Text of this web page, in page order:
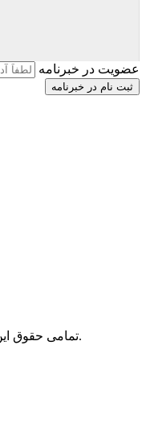
عضویت در خبرنامه
تمامی حقوق این سایت متعلق به نیک بدمینتون می باشد.